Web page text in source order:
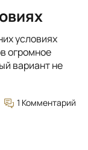
условиях
огромное
вариант не
1 Комментарий